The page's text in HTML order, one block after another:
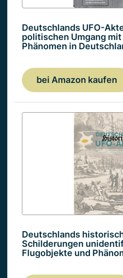
Deutschlands UFO-
politischen Umgang mit
Phänomen in
bei Amazon kaufen
Deutschlands
Schilderungen
Flugobjekte und